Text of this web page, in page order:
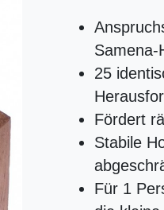
Samena-
25
Fördert
Stabile
Für 1